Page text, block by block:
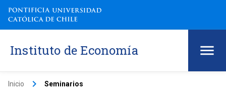
Instituto de Economía
Inicio keyboard_arrow_right Seminarios